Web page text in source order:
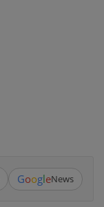
GoogleNews